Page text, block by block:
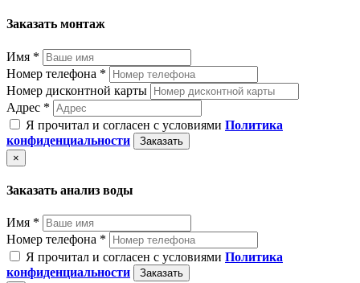
Заказать монтаж
Имя *
Номер телефона *
Номер дисконтной карты
Адрес *
Я прочитал и согласен с условиями Политика
конфиденциальности
Заказать
×
Заказать анализ воды
Имя *
Номер телефона *
Я прочитал и согласен с условиями Политика
конфиденциальности
Заказать